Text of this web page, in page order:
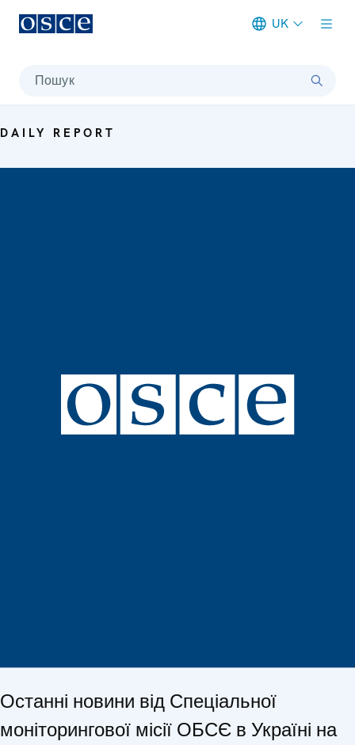
UK
Пошук
DAILY REPORT
Останні новини від Спеціальної
моніторингової місії ОБСЄ в Україні на